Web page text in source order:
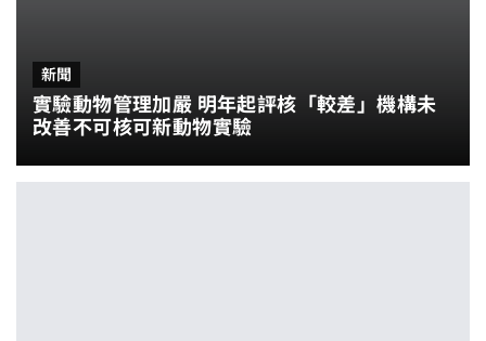
新聞
實驗動物管理加嚴 明年起評核「較差」機構未
改善不可核可新動物實驗